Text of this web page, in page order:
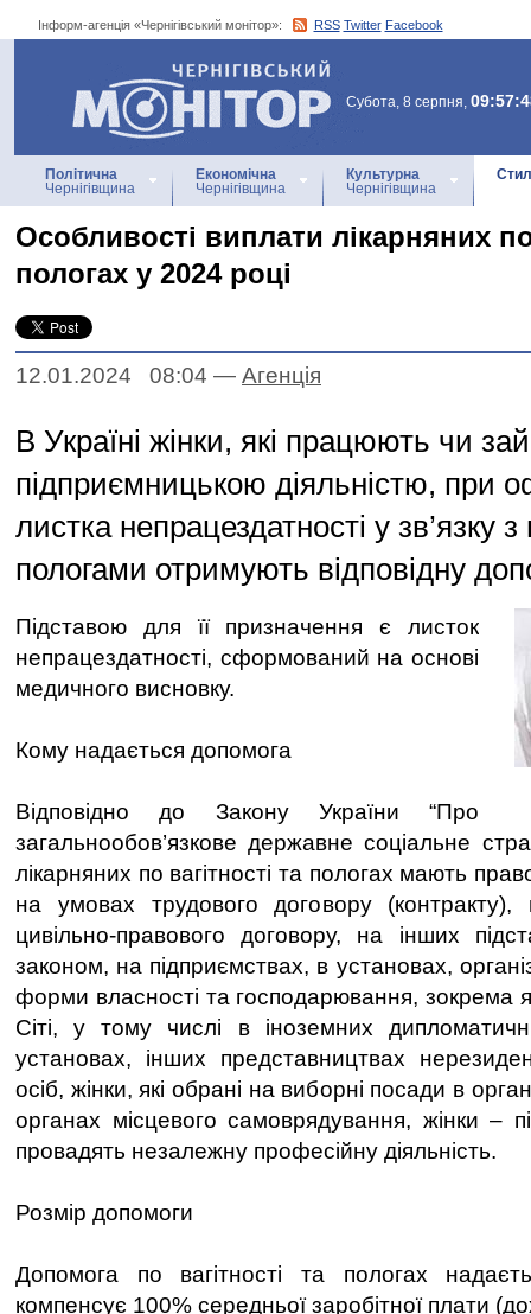
Інформ-агенція «Чернігівський монітор»: RSS Twitter Facebook
Інформ-агенція
«Чернігівський монітор»
Субота, 8 серпня,
Політична
Чернігівщина
Економічна
Чернігівщина
Культурна
Чернігівщина
Особливості виплати лікарняних по
пологах у 2024 році
12.01.2024 08:04 — Агенцiя
В Україні жінки, які працюють чи
підприємницькою діяльністю, при
листка непрацездатності у зв’язку з
пологами отримують відповідну
Підставою для її призначення є листок
непрацездатності, сформований на основі
медичного висновку.
Кому надається допомога
Відповідно до Закону України “Про
загальнообов’язкове державне соціальне
лікарняних по вагітності та пологах мають
на умовах трудового договору (контракту),
цивільно-правового договору, на інших
законом, на підприємствах, в установах,
форми власності та господарювання, зокрема
Сіті, у тому числі в іноземних
установах, інших представництвах
осіб, жінки, які обрані на виборні посади в
органах місцевого самоврядування, жінки –
провадять незалежну професійну діяльність.
Розмір допомоги
Допомога по вагітності та пологах
компенсує 100% середньої заробітної плати